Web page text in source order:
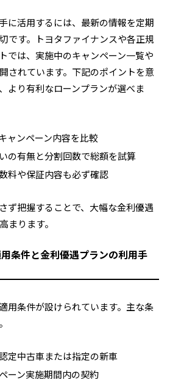
に活用するには、最新の情報を定期
です。トヨタファイナンスや各正規
では、実施中のキャンペーン一覧や
されています。下記のポイントを意
より有利なローンプランが選べま
ャンペーン内容を比較
の有無と分割回数で総額を試算
料や保証内容も必ず確認
ず把握することで、大幅な金利優遇
まります。
条件と金利優遇プランの利用手
用条件が設けられています。主な条
定中古車または指定の新車
ーン実施期間内の契約